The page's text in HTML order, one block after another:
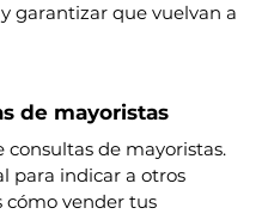
garantizar que vuelvan a
de mayoristas
consultas de mayoristas.
para indicar a otros
cómo vender tus